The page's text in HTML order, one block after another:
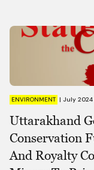
ENVIRONMENT | July 2024
Uttarakhand
Conservation
And Royalty